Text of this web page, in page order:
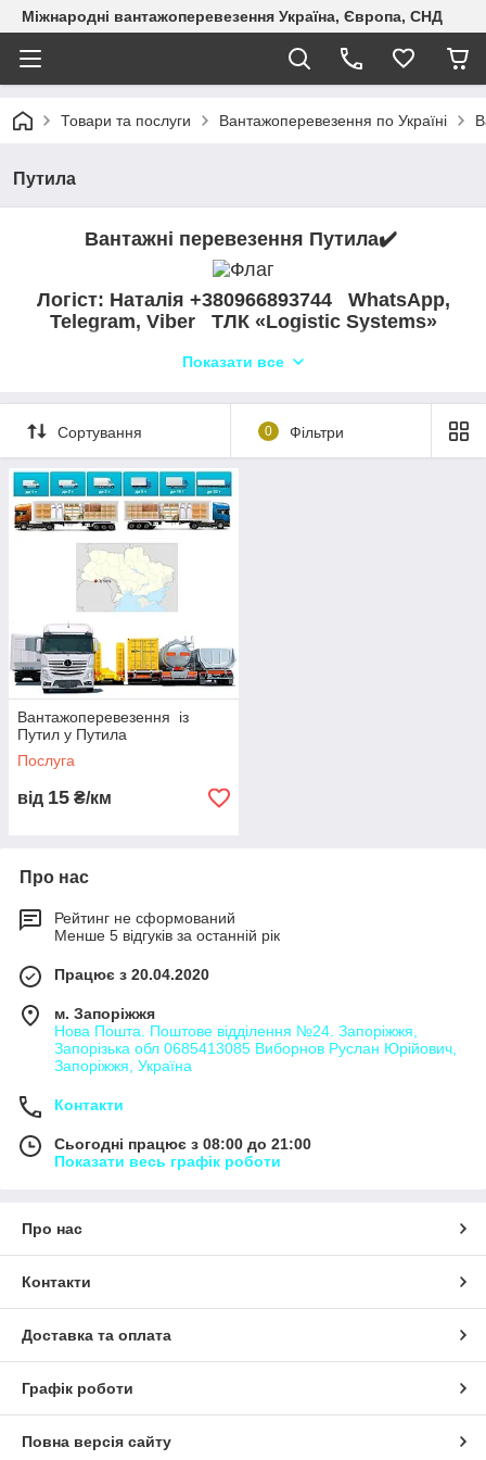
Міжнародні вантажоперевезення Україна, Європа, СНД
Товари та послуги Вантажоперевезення по Україні
Путила
Вантажні перевезення Путила✔️
Логіст: Наталія +380966893744​​​​​​​ WhatsApp,
Telegram, Viber ТЛК «Logistic Systems»
Показати все
Сортування 0 Фільтри
Вантажоперевезення із
Путил у Путила
Послуга
від 15 ₴/км
Про нас
Рейтинг не сформований
Менше 5 відгуків за останній рік
Працює з 20.04.2020
м. Запоріжжя
Нова Пошта. Поштове відділення №24. Запоріжжя,
Запорізька обл 0685413085 Виборнов Руслан Юрійович,
Запоріжжя, Україна
Контакти
Сьогодні працює з 08:00 до 21:00
Показати весь графік роботи
Про нас
Контакти
Доставка та оплата
Графік роботи
Повна версія сайту